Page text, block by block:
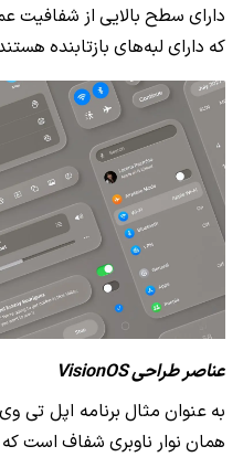
دارای سطح بالایی از شفافیت
که دارای لبه‌های بازتابنده
عناصر طراحی VisionOS
به عنوان مثال برنامه اپل تی وی
همان نوار ناوبری شفاف استکه